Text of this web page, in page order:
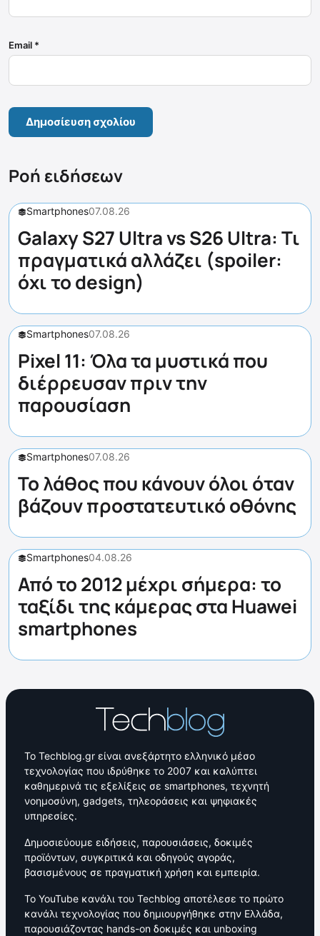
Email *
Ροή ειδήσεων
Smartphones07.08.26
Galaxy S27 Ultra vs S26 Ultra: Τι
πραγματικά αλλάζει (spoiler:
όχι το design)
Smartphones07.08.26
Pixel 11: Όλα τα μυστικά που
διέρρευσαν πριν την
παρουσίαση
Smartphones07.08.26
Το λάθος που κάνουν όλοι όταν
βάζουν προστατευτικό οθόνης
Smartphones04.08.26
Από το 2012 μέχρι σήμερα: το
ταξίδι της κάμερας στα Huawei
smartphones
Το Techblog.gr είναι ανεξάρτητο ελληνικό μέσο
τεχνολογίας που ιδρύθηκε το 2007 και καλύπτει
καθημερινά τις εξελίξεις σε smartphones, τεχνητή
νοημοσύνη, gadgets, τηλεοράσεις και ψηφιακές
υπηρεσίες.
Δημοσιεύουμε ειδήσεις, παρουσιάσεις, δοκιμές
προϊόντων, συγκριτικά και οδηγούς αγοράς,
βασισμένους σε πραγματική χρήση και εμπειρία.
Το YouTube κανάλι του Techblog αποτέλεσε το πρώτο
κανάλι τεχνολογίας που δημιουργήθηκε στην Ελλάδα,
παρουσιάζοντας hands-on δοκιμές και unboxing